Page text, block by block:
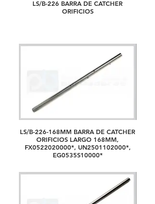
LS/B-226 BARRA DE CATCHER
ORIFICIOS
LS/B-226-168MM BARRA DE CATCHER
ORIFICIOS LARGO 168MM,
FX0522020000*, UN2501102000*,
EG0535S10000*